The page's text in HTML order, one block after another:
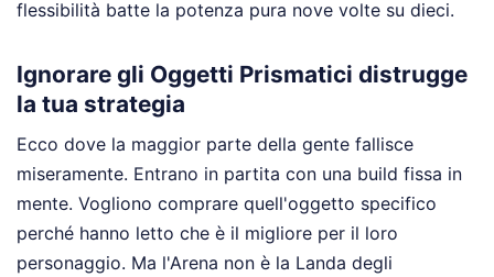
flessibilità batte la potenza pura nove volte su dieci.
Ignorare gli Oggetti Prismatici distrugge
la tua strategia
Ecco dove la maggior parte della gente fallisce
miseramente. Entrano in partita con una build fissa in
mente. Vogliono comprare quell'oggetto specifico
perché hanno letto che è il migliore per il loro
personaggio. Ma l'Arena non è la Landa degli